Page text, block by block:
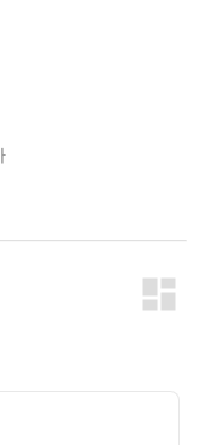
dashboard